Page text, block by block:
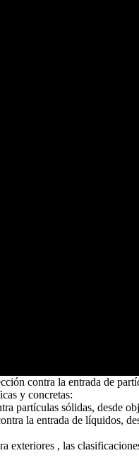
contra la entrada de
y concretas:
partículas sólidas, desde
la entrada de líquidos,
exteriores , las